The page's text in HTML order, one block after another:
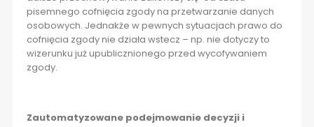
pisemnego cofnięcia zgody na przetwarzanie danych
osobowych. Jednakże w pewnych sytuacjach prawo do
cofnięcia zgody nie działa wstecz – np. nie dotyczy to
wizerunku już upublicznionego przed wycofywaniem
zgody.
Zautomatyzowane podejmowanie decyzji i